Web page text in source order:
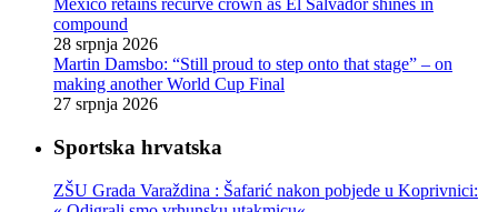
Mexico retains recurve crown as El Salvador shines in
compound
28 srpnja 2026
Martin Damsbo: “Still proud to step onto that stage” – on
making another World Cup Final
27 srpnja 2026
Sportska hrvatska
ZŠU Grada Varaždina : Šafarić nakon pobjede u Koprivnici: